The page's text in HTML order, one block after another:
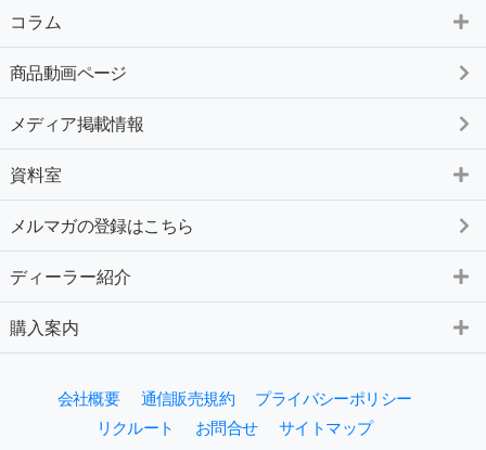
コラム
商品動画ページ
メディア掲載情報
資料室
メルマガの登録はこちら
ディーラー紹介
購入案内
会社概要 通信販売規約
プライバシーポリシー
リクルート
お問合せ サイトマップ